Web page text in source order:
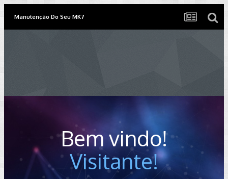
Manutenção Do Seu MK7
Bem vindo!
Visitante!